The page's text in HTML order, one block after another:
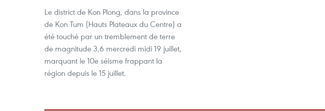
Le district de Kon Plong, dans la province
de Kon Tum (Hauts Plateaux du Centre) a
été touché par un tremblement de terre
de magnitude 3,6 mercredi midi 19 juillet,
marquant le 10e séisme frappant la
région depuis le 15 juillet.